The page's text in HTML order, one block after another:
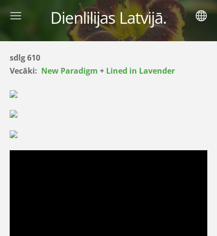
Dienlilijas Latvijā.
sdlg 610
Vecāki: New Paradigm + Lined in Lavender